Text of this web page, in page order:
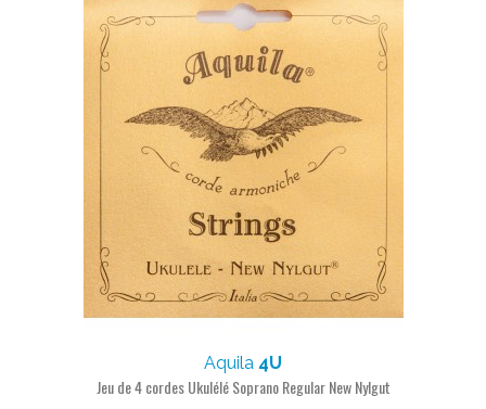
Aquila 4U
Jeu de 4 cordes Ukulélé Soprano Regular New Nylgut